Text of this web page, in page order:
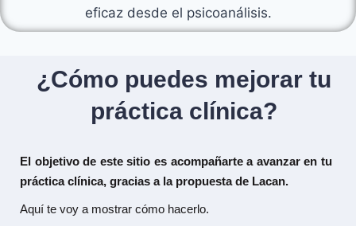
eficaz desde el psicoanálisis.
¿Cómo puedes mejorar tu
práctica clínica?
El objetivo de este sitio es acompañarte a avanzar en tu
práctica clínica, gracias a la propuesta de Lacan.
Aquí te voy a mostrar cómo hacerlo.